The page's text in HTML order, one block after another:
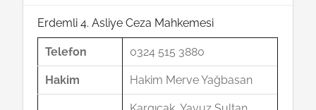
Erdemli 4. Asliye Ceza Mahkemesi
Telefon 0324 515 3880
Hakim Hakim Merve Yağbasan